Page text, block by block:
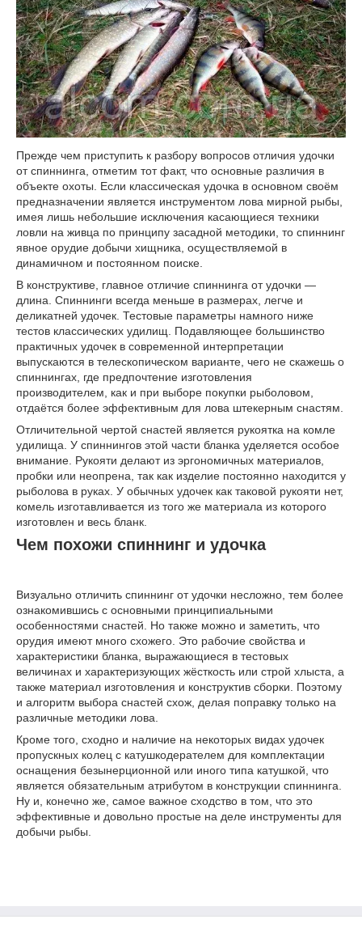
Прежде чем приступить к разбору вопросов отличия удочки
от спиннинга, отметим тот факт, что основные различия в
объекте охоты. Если классическая удочка в основном своём
предназначении является инструментом лова мирной рыбы,
имея лишь небольшие исключения касающиеся техники
ловли на живца по принципу засадной методики, то спиннинг
явное орудие добычи хищника, осуществляемой в
динамичном и постоянном поиске.
В конструктиве, главное отличие спиннинга от удочки —
длина. Спиннинги всегда меньше в размерах, легче и
деликатней удочек. Тестовые параметры намного ниже
тестов классических удилищ. Подавляющее большинство
практичных удочек в современной интерпретации
выпускаются в телескопическом варианте, чего не скажешь о
спиннингах, где предпочтение изготовления
производителем, как и при выборе покупки рыболовом,
отдаётся более эффективным для лова штекерным снастям.
Отличительной чертой снастей является рукоятка на комле
удилища. У спиннингов этой части бланка уделяется особое
внимание. Рукояти делают из эргономичных материалов,
пробки или неопрена, так как изделие постоянно находится у
рыболова в руках. У обычных удочек как таковой рукояти нет,
комель изготавливается из того же материала из которого
изготовлен и весь бланк.
Чем похожи спиннинг и удочка
Визуально отличить спиннинг от удочки несложно, тем более
ознакомившись с основными принципиальными
особенностями снастей. Но также можно и заметить, что
орудия имеют много схожего. Это рабочие свойства и
характеристики бланка, выражающиеся в тестовых
величинах и характеризующих жёсткость или строй хлыста, а
также материал изготовления и конструктив сборки. Поэтому
и алгоритм выбора снастей схож, делая поправку только на
различные методики лова.
Кроме того, сходно и наличие на некоторых видах удочек
пропускных колец с катушкодерателем для комплектации
оснащения безынерционной или иного типа катушкой, что
является обязательным атрибутом в конструкции спиннинга.
Ну и, конечно же, самое важное сходство в том, что это
эффективные и довольно простые на деле инструменты для
добычи рыбы.